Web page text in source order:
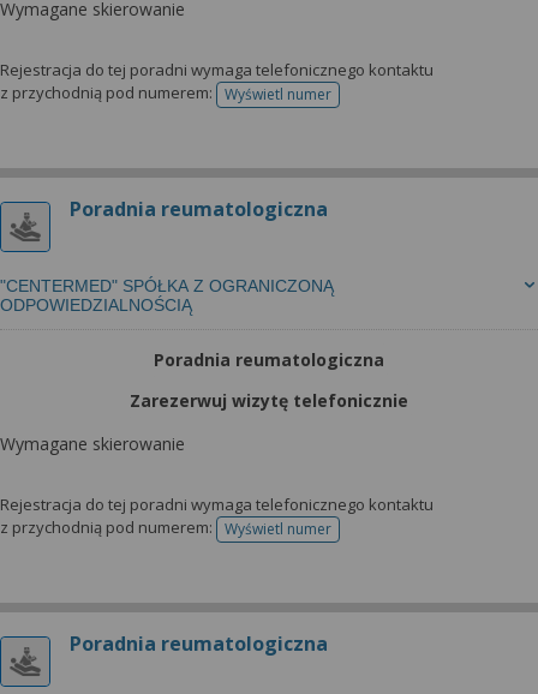
Wymagane skierowanie
Rejestracja do tej poradni wymaga telefonicznego kontaktu
z przychodnią pod numerem:
Wyświetl numertelefonu do rejestracji
Poradnia reumatologiczna
"CENTERMED" SPÓŁKA Z OGRANICZONĄ
ODPOWIEDZIALNOŚCIĄ
Poradnia reumatologiczna
Zarezerwuj wizytę telefonicznie
Wymagane skierowanie
Rejestracja do tej poradni wymaga telefonicznego kontaktu
z przychodnią pod numerem:
Wyświetl numertelefonu do rejestracji
Poradnia reumatologiczna